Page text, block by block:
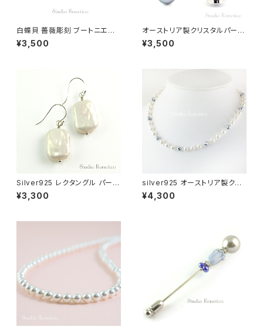
白蝶貝 薔薇彫刻 ブートニエー
ル ピンブローチ ラペルピン タイ
タック swb-32
¥3,500
オーストリア製クリスタルパール
10ｍｍ 音符の ピンブローチ ラ
ペルピン ブートニエール グレー
¥3,500
Silver925 レクタングル パール
バロックパール 淡水真珠 ピアス
¥3,300
silver925 オーストリア製クリ
スタル6ｍｍパールのキラキラ
お洒落な磁気ネックレス jnk-12
¥4,300